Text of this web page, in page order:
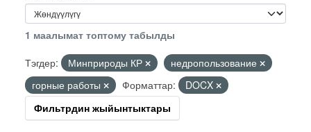
1 маалымат топтому табылды
Тэгдер:
Минприроды КР
недропользование
горные работы
Форматтар:
DOCX
Фильтрдин жыйынтыктары